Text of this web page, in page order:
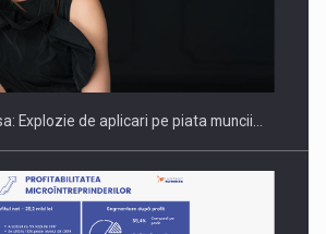
Craiului 2026, fueled by benzinariile RO…
Explozie de aplicari pe piata muncii…